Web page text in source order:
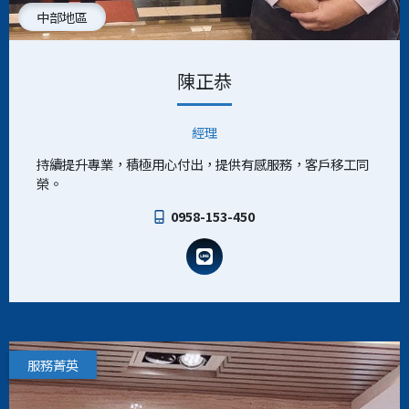
中部地區
陳正恭
經理
持續提升專業，積極用心付出，提供有感服務，客戶移工同
榮。
0958-153-450
服務菁英